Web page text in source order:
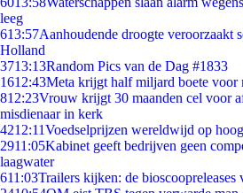
leeg
613:57Aanhoudende droogte veroorzaakt
Holland
3713:13Random Pics van de Dag #1833
1612:43Meta krijgt half miljard boete voor
812:23Vrouw krijgt 30 maanden cel voor
misdienaar in kerk
4212:11Voedselprijzen wereldwijd op
2911:05Kabinet geeft bedrijven geen
laagwater
611:03Trailers kijken: de bioscoopreleases